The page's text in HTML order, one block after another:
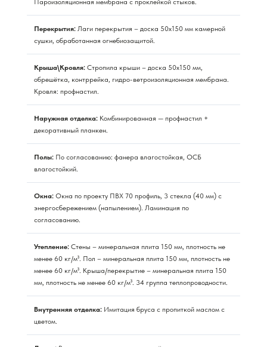
Перекрытия: Лаги перекрытия – доска 50х150 мм камерной
сушки, обработанная огнебиозащитой.
Крыша\Кровля: Стропила крыши – доска 50х150 мм,
обрешётка, контррейка, гидро-ветроизоляционная мембрана.
Кровля: профнастил.
Наружная отделка: Комбинированная — профнастил +
декоративный планкен.
Полы: По согласованию: фанера влагостойкая, ОСБ
влагостойкий.
Окна: Окна по проекту ПВХ 70 профиль, 3 стекла (40 мм) с
энергосбережением (напылением). Ламинация по
согласованию.
Утепление: Стены – минеральная плита 150 мм, плотность не
менее 60 кг/м³. Пол – минеральная плита 150 мм, плотность не
менее 60 кг/м³. Крыша/перекрытие – минеральная плита 150
мм, плотность не менее 60 кг/м³. 34 группа теплопроводности.
Внутренняя отделка: Имитация бруса с пропиткой маслом с
цветом.